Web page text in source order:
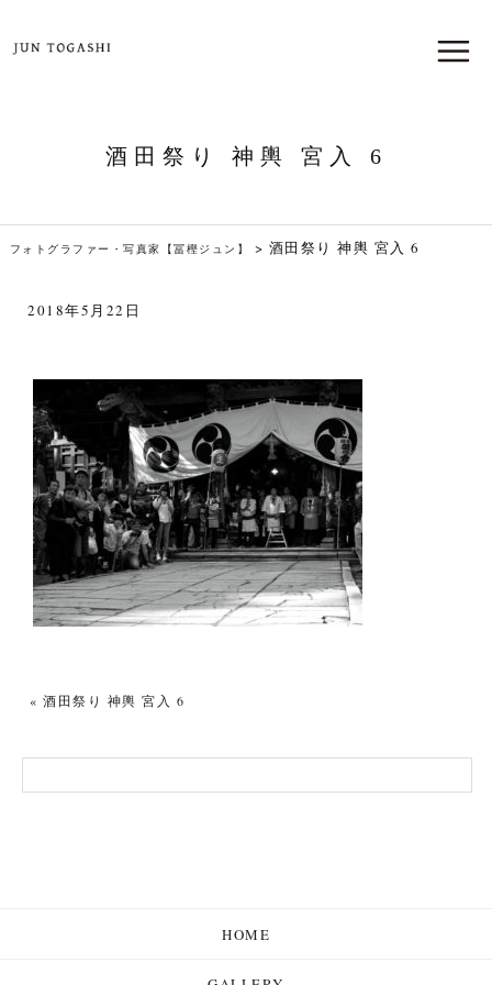
酒田祭り 神輿 宮入 6
フォトグラファー・写真家【冨樫ジュン】 > 酒田祭り 神輿 宮入 6
2018年5月22日
«酒田祭り 神輿 宮入 6
HOME